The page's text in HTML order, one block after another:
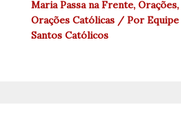
Maria Passa na Frente,Orações,
Orações Católicas / PorEquipe
Santos Católicos